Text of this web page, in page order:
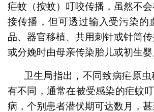
疟蚊（按蚊）叮咬传播，虽然不
接传播，但可透过输入受污染的
品、器官移植、共用刺针或针筒
或分娩时由母亲传染胎儿或初生婴
卫生局指出，不同致病疟原
有不同，通常在被受感染的疟蚊
病，个别患者潜伏期可达数月，